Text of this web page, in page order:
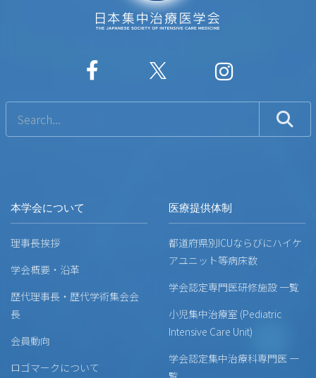
本学会について
理事長挨拶
学会概要・沿革
歴代理事長・歴代学術集会会
長
会員動向
ロゴマークについて
医療提供体制
都道府県別ICUならびにハイケ
アユニット等病床数
学会認定専門医研修施設 一覧
小児集中治療室 (Pediatric
Intensive Care Unit)
学会認定集中治療科専門医 一